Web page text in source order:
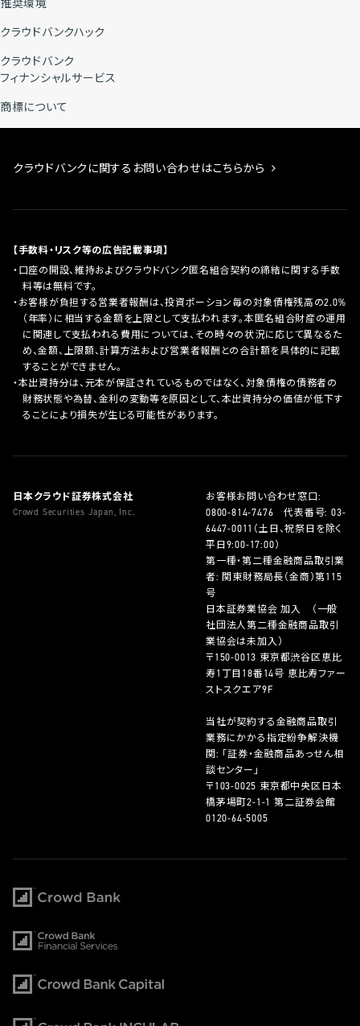
推奨環境
クラウドバンクハック
クラウドバンク
フィナンシャルサービス
商標について
クラウドバンクに関するお問い合わせはこちらから
【手数料・リスク等の広告記載事項】
口座の開設、維持およびクラウドバンク匿名組合契約の締結に関する手数
料等は無料です。
お客様が負担する営業者報酬は、投資ポーション毎の対象債権残高の2.0%
（年率）に相当する金額を上限として支払われます。本匿名組合財産の運用
に関連して支払われる費用については、その時々の状況に応じて異なるた
め、金額、上限額、計算方法および営業者報酬との合計額を具体的に記載
することができません。
本出資持分は、元本が保証されているものではなく、対象債権の債務者の
財務状態や為替、金利の変動等を原因として、本出資持分の価値が低下す
ることにより損失が生じる可能性があります。
日本クラウド証券株式会社
Crowd Securities Japan, Inc.
お客様お問い合わせ窓口:
0800-814-7476 代表番号:03-
6447-0011 （土日、祝祭日を除く
平日9:00-17:00）
第一種・第二種金融商品取引業
者: 関東財務局長（金商）第115
号
日本証券業協会 加入 （一般
社団法人第二種金融商品取引
業協会は未加入）
〒150-0013 東京都渋谷区恵比
寿1丁目18番14号 恵比寿ファー
ストスクエア9F
当社が契約する金融商品取引
業務にかかる指定紛争解決機
関: 「証券・金融商品あっせん相
談センター」
〒103-0025 東京都中央区日本
橋茅場町2-1-1 第二証券会館
0120-64-5005